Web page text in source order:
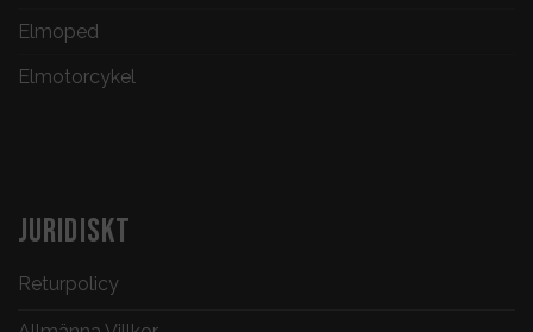
Elmoped
Elmotorcykel
JURIDISKT
Returpolicy